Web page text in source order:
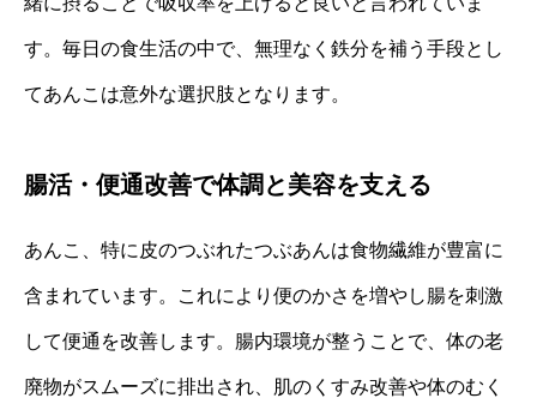
す。毎日の食生活の中で、無理なく鉄分を補う手段とし
てあんこは意外な選択肢となります。
腸活・便通改善で体調と美容を支える
あんこ、特に皮のつぶれたつぶあんは食物繊維が豊富に
含まれています。これにより便のかさを増やし腸を刺激
して便通を改善します。腸内環境が整うことで、体の老
廃物がスムーズに排出され、肌のくすみ改善や体のむく